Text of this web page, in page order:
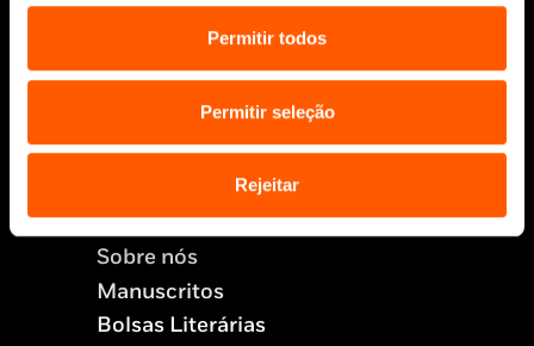
Permitir todos
Permitir seleção
Rejeitar
© 2026 Penguin Random House Grupo Editorial
Unipessoal Lda.
Todos os direitos reservados.
Sobre nós
Manuscritos
Bolsas Literárias